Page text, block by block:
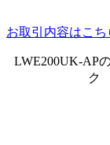
お取引内容はこち
LWE200UK-AP
ク